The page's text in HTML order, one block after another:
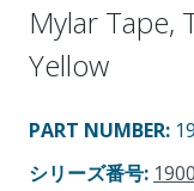
Mylar Tape,
Yellow
PART NUMBER:
シリーズ番号: